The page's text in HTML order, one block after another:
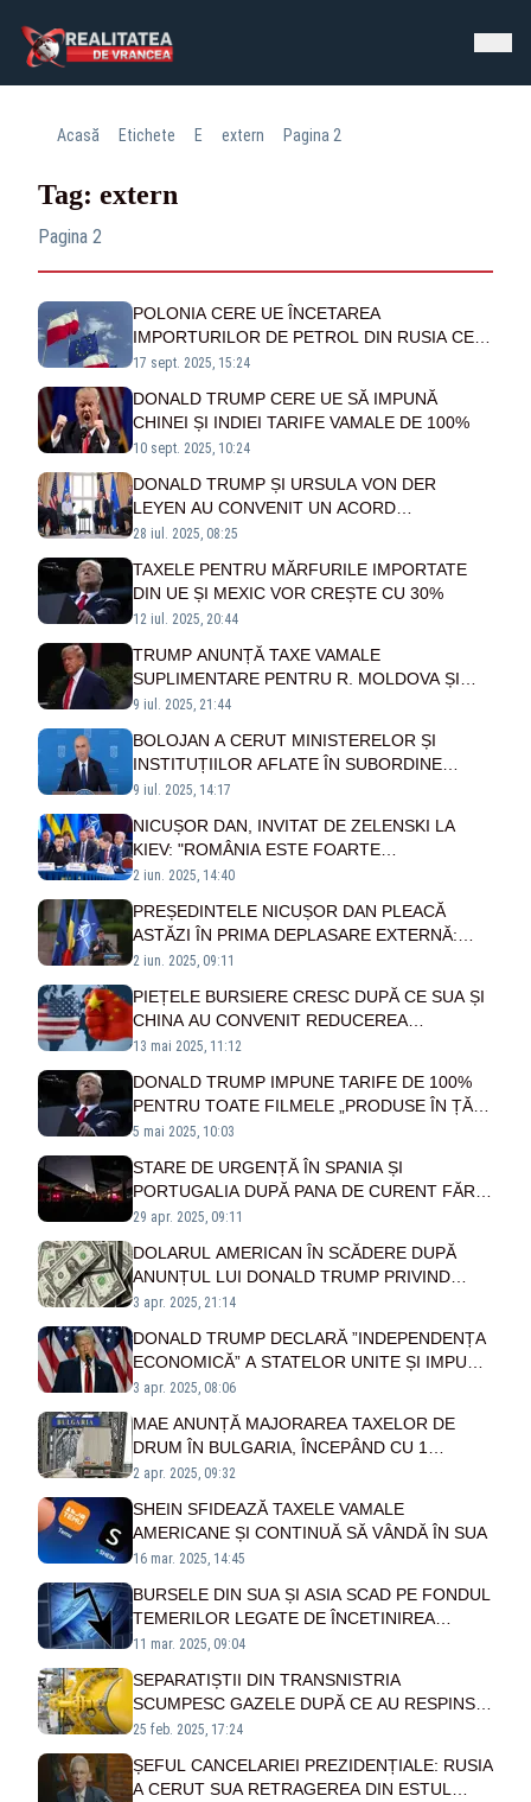
Acasă Etichete E extern Pagina 2
Tag: extern
Pagina 2
POLONIA CERE UE ÎNCETAREA
IMPORTURILOR DE PETROL DIN RUSIA CEL
TÂRZIU ÎN ANUL 2026
17 sept. 2025, 15:24
DONALD TRUMP CERE UE SĂ IMPUNĂ
CHINEI ȘI INDIEI TARIFE VAMALE DE 100%
10 sept. 2025, 10:24
DONALD TRUMP ȘI URSULA VON DER
LEYEN AU CONVENIT UN ACORD
COMERCIAL ÎNTRE UE ȘI SUA
28 iul. 2025, 08:25
TAXELE PENTRU MĂRFURILE IMPORTATE
DIN UE ȘI MEXIC VOR CREȘTE CU 30%
12 iul. 2025, 20:44
TRUMP ANUNȚĂ TAXE VAMALE
SUPLIMENTARE PENTRU R. MOLDOVA ȘI
ALTE CINCI STATE. SUPRATAXELE INTRĂ ÎN
9 iul. 2025, 21:44
BOLOJAN A CERUT MINISTERELOR ȘI
INSTITUȚIILOR AFLATE ÎN SUBORDINE
REDUCEREA DEPLASĂRILOR EXTERNE
9 iul. 2025, 14:17
NICUȘOR DAN, INVITAT DE ZELENSKI LA
KIEV: "ROMÂNIA ESTE FOARTE
IMPORTANTĂ"
2 iun. 2025, 14:40
PREȘEDINTELE NICUȘOR DAN PLEACĂ
ASTĂZI ÎN PRIMA DEPLASARE EXTERNĂ:
ÎNTÂLNIRI LA CEL MAI ÎNALT NIVEL
2 iun. 2025, 09:11
PIEȚELE BURSIERE CRESC DUPĂ CE SUA ȘI
CHINA AU CONVENIT REDUCEREA
TARIFELOR
13 mai 2025, 11:12
DONALD TRUMP IMPUNE TARIFE DE 100%
PENTRU TOATE FILMELE „PRODUSE ÎN ȚĂRI
STRĂINE”
5 mai 2025, 10:03
STARE DE URGENȚĂ ÎN SPANIA ȘI
PORTUGALIA DUPĂ PANA DE CURENT FĂRĂ
PRECEDENT CARE A AFECTAT 60 DE
29 apr. 2025, 09:11
DOLARUL AMERICAN ÎN SCĂDERE DUPĂ
ANUNȚUL LUI DONALD TRUMP PRIVIND
TARIFELE SPECIALE
3 apr. 2025, 21:14
DONALD TRUMP DECLARĂ ”INDEPENDENȚA
ECONOMICĂ” A STATELOR UNITE ȘI IMPUNE
TAXE MARI PENTRU PRODUSELE DIN UE
3 apr. 2025, 08:06
MAE ANUNȚĂ MAJORAREA TAXELOR DE
DRUM ÎN BULGARIA, ÎNCEPÂND CU 1
APRILIE
2 apr. 2025, 09:32
SHEIN SFIDEAZĂ TAXELE VAMALE
AMERICANE ȘI CONTINUĂ SĂ VÂNDĂ ÎN SUA
16 mar. 2025, 14:45
BURSELE DIN SUA ȘI ASIA SCAD PE FONDUL
TEMERILOR LEGATE DE ÎNCETINIREA
ECONOMICĂ
11 mar. 2025, 09:04
SEPARATIȘTII DIN TRANSNISTRIA
SCUMPESC GAZELE DUPĂ CE AU RESPINS
UN ACORD CU UNIUNEA EUROPEANĂ
25 feb. 2025, 17:24
ȘEFUL CANCELARIEI PREZIDENȚIALE: RUSIA
A CERUT SUA RETRAGEREA DIN ESTUL